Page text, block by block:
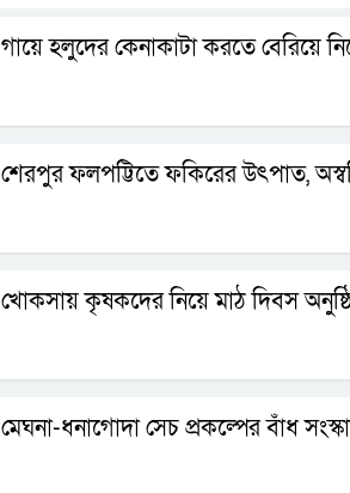
গায়ে হলুদের কেনাকাটা করতে বেরিয়ে
শেরপুর ফলপট্টিতে ফকিরের উৎপাত,
খোকসায় কৃষকদের নিয়ে মাঠ দিবস
মেঘনা-ধনাগোদা সেচ প্রকল্পের বাঁধ